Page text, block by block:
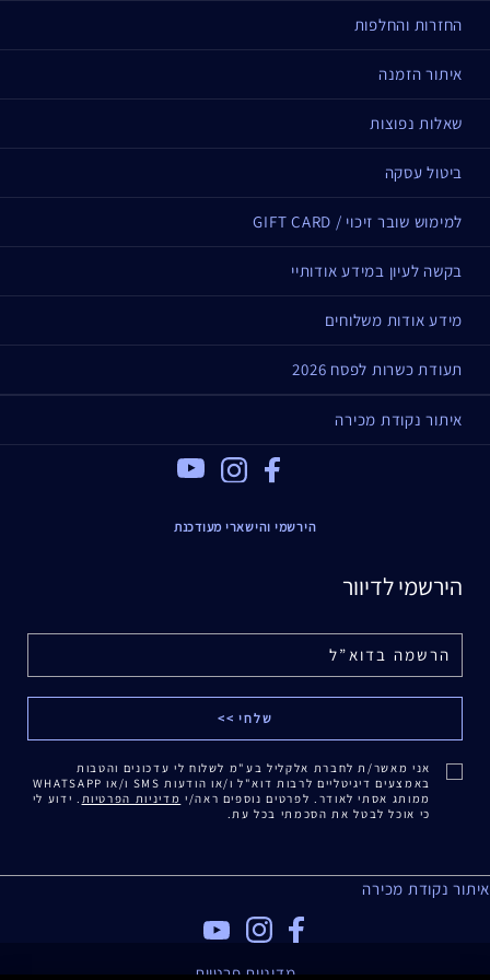
שעות.
נבדק דרמטולוגית
אינו גורם להתפרצות פצעים ופצעונים, אינו סותם נקבוביות
אינו מכיל פארבנים, פתלטים, סולפטים, פראפין, וזלין, חומרי
פורמלדהיד, אלכוהול מייבש או שמן מינרלי.
אינו מכיל Sodium Lauryl Sulfate, Sodium Laureth
Sulfate, אלכוהול מייבש או שמן מינרלי.
בקבוק זכוכית הניתן למיחזור
החזרות והחלפות
איתור הזמנה
שאלות נפוצות
ביטול עסקה
למימוש שובר זיכוי / GIFT CARD
בקשה לעיון במידע אודותיי
מידע אודות משלוחים
תעודת כשרות לפסח 2026
איתור נקודת מכירה
Facebook
הירשמי והישארי מעודכנת
הירשמי לדיוור
אני מאשר/ת לחברת אלקליל בע"מ לשלוח לי עדכונים והטבות
באמצעים דיגיטליים לרבות דוא"ל ו/או הודעות SMS ו/או WHATSAPP
ממותג אסתי לאודר. לפרטים נוספים ראה/י מדיניות הפרטיות . ידוע לי
כי אוכל לבטל את הסכמתי בכל עת.
איתור נקודת מכירה
מדיניות פרטיות